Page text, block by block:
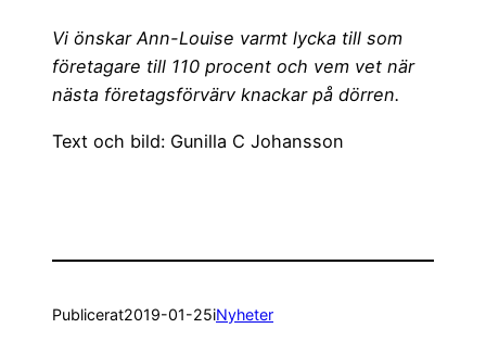
Vi önskar Ann-Louise varmt lycka till som
företagare till 110 procent och vem vet när
nästa företagsförvärv knackar på dörren.
Text och bild: Gunilla C Johansson
Publicerat2019-01-25iNyheter